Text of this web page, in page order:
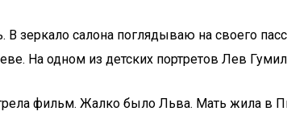
зеркало салона поглядываю на своего
На одном из детских портретов Лев
фильм. Жалко было Льва. Мать жила в